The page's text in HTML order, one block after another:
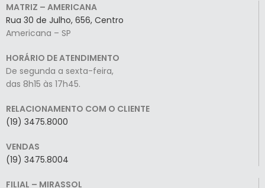
MATRIZ – AMERICANA
Rua 30 de Julho, 656, Centro
Americana – SP
HORÁRIO DE ATENDIMENTO
De segunda a sexta-feira,
das 8h15 às 17h45.
RELACIONAMENTO COM O CLIENTE
(19) 3475.8000
VENDAS
(19) 3475.8004
FILIAL – MIRASSOL